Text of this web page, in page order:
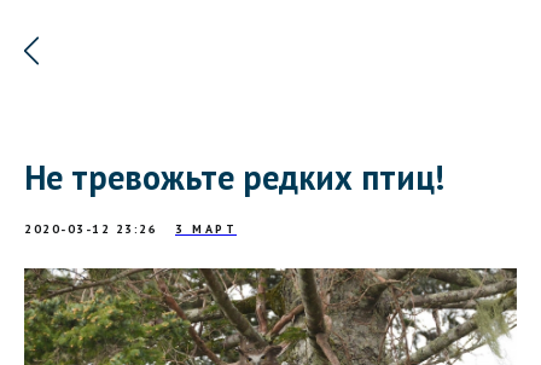
Не тревожьте редких птиц!
2020-03-12 23:26 3 МАРТ